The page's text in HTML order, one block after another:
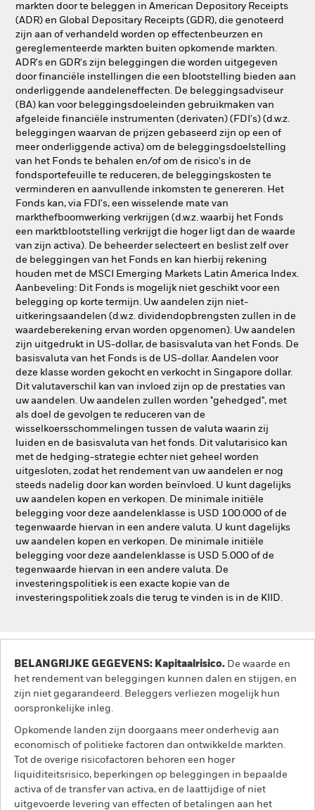
markten door te beleggen in American Depository Receipts
(ADR) en Global Depositary Receipts (GDR), die genoteerd
zijn aan of verhandeld worden op effectenbeurzen en
gereglementeerde markten buiten opkomende markten.
ADR's en GDR's zijn beleggingen die worden uitgegeven
door financiële instellingen die een blootstelling bieden aan
onderliggende aandeleneffecten. De beleggingsadviseur
(BA) kan voor beleggingsdoeleinden gebruikmaken van
afgeleide financiële instrumenten (derivaten) (FDI's) (d.w.z.
beleggingen waarvan de prijzen gebaseerd zijn op een of
meer onderliggende activa) om de beleggingsdoelstelling
van het Fonds te behalen en/of om de risico's in de
fondsportefeuille te reduceren, de beleggingskosten te
verminderen en aanvullende inkomsten te genereren. Het
Fonds kan, via FDI's, een wisselende mate van
markthefboomwerking verkrijgen (d.w.z. waarbij het Fonds
een marktblootstelling verkrijgt die hoger ligt dan de waarde
van zijn activa). De beheerder selecteert en beslist zelf over
de beleggingen van het Fonds en kan hierbij rekening
houden met de MSCI Emerging Markets Latin America Index.
Aanbeveling: Dit Fonds is mogelijk niet geschikt voor een
belegging op korte termijn. Uw aandelen zijn niet-
uitkeringsaandelen (d.w.z. dividendopbrengsten zullen in de
waardeberekening ervan worden opgenomen). Uw aandelen
zijn uitgedrukt in US-dollar, de basisvaluta van het Fonds. De
basisvaluta van het Fonds is de US-dollar. Aandelen voor
deze klasse worden gekocht en verkocht in Singapore dollar.
Dit valutaverschil kan van invloed zijn op de prestaties van
uw aandelen. Uw aandelen zullen worden "gehedged", met
als doel de gevolgen te reduceren van de
wisselkoersschommelingen tussen de valuta waarin zij
luiden en de basisvaluta van het fonds. Dit valutarisico kan
met de hedging-strategie echter niet geheel worden
uitgesloten, zodat het rendement van uw aandelen er nog
steeds nadelig door kan worden beïnvloed. U kunt dagelijks
uw aandelen kopen en verkopen. De minimale initiële
belegging voor deze aandelenklasse is USD 100.000 of de
tegenwaarde hiervan in een andere valuta. U kunt dagelijks
uw aandelen kopen en verkopen. De minimale initiële
belegging voor deze aandelenklasse is USD 5.000 of de
tegenwaarde hiervan in een andere valuta. De
investeringspolitiek is een exacte kopie van de
investeringspolitiek zoals die terug te vinden is in de KIID.
BELANGRIJKE GEGEVENS: Kapitaalrisico. De waarde en
het rendement van beleggingen kunnen dalen en stijgen, en
zijn niet gegarandeerd. Beleggers verliezen mogelijk hun
oorspronkelijke inleg.
Opkomende landen zijn doorgaans meer onderhevig aan
economisch of politieke factoren dan ontwikkelde markten.
Tot de overige risicofactoren behoren een hoger
liquiditeitsrisico, beperkingen op beleggingen in bepaalde
activa of de transfer van activa, en de laattijdige of niet
uitgevoerde levering van effecten of betalingen aan het